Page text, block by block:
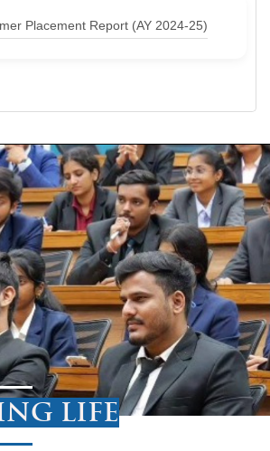
Placement Report (AY 2024-25)
LIFE